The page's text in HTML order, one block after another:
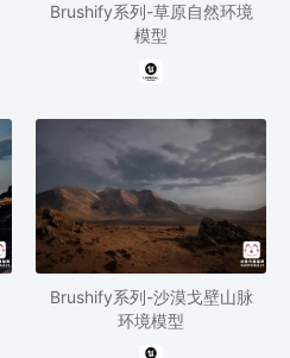
Brushify系列-草原自然环境
模型
Brushify系列-沙漠戈壁山脉
环境模型